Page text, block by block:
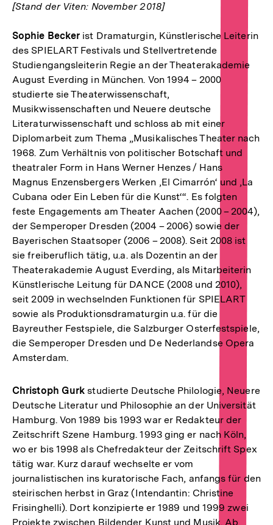
[Stand der Viten: November 2018]
Sophie Becker ist Dramaturgin, Künstlerische Leiterin
des SPIELART Festivals und Stellvertretende
Studiengangsleiterin Regie an der Theaterakademie
August Everding in München. Von 1994 – 2000
studierte sie Theaterwissenschaft,
Musikwissenschaften und Neuere deutsche
Literaturwissenschaft und schloss ab mit einer
Diplomarbeit zum Thema „Musikalisches Theater nach
1968. Zum Verhältnis von politischer Botschaft und
theatraler Form in Hans Werner Henzes / Hans
Magnus Enzensbergers Werken ‚El Cimarrón‘ und ‚La
Cubana oder Ein Leben für die Kunst‘“. Es folgten
feste Engagements am Theater Aachen (2000 – 2004),
der Semperoper Dresden (2004 – 2006) sowie der
Bayerischen Staatsoper (2006 – 2008). Seit 2008 ist
sie freiberuflich tätig, u.a. als Dozentin an der
Theaterakademie August Everding, als Mitarbeiterin
Künstlerische Leitung für DANCE (2008 und 2010),
seit 2009 in wechselnden Funktionen für SPIELART
sowie als Produktionsdramaturgin u.a. für die
Bayreuther Festspiele, die Salzburger Osterfestspiele,
die Semperoper Dresden und De Nederlandse Opera
Amsterdam.
Christoph Gurk studierte Deutsche Philologie, Neuere
Deutsche Literatur und Philosophie an der Universität
Hamburg. Von 1989 bis 1993 war er Redakteur der
Zeitschrift Szene Hamburg. 1993 ging er nach Köln,
wo er bis 1998 als Chefredakteur der Zeitschrift Spex
tätig war. Kurz darauf wechselte er vom
journalistischen ins kuratorische Fach, anfangs für den
steirischen herbst in Graz (Intendantin: Christine
Frisinghelli). Dort konzipierte er 1989 und 1999 zwei
Projekte zwischen Bildender Kunst und Musik. Ab